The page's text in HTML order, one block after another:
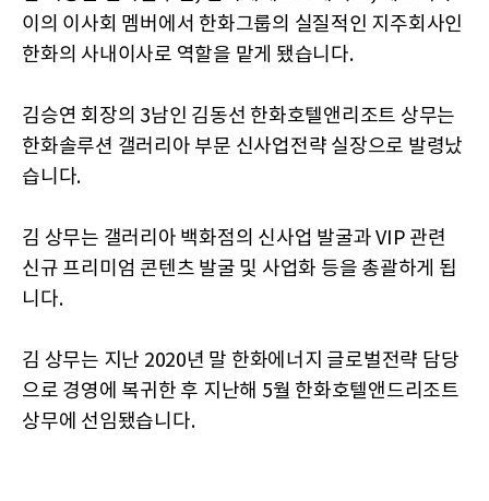
이의 이사회 멤버에서 한화그룹의 실질적인 지주회사인
한화의 사내이사로 역할을 맡게 됐습니다.
김승연 회장의 3남인 김동선 한화호텔앤리조트 상무는
한화솔루션 갤러리아 부문 신사업전략 실장으로 발령났
습니다.
김 상무는 갤러리아 백화점의 신사업 발굴과 VIP 관련
신규 프리미엄 콘텐츠 발굴 및 사업화 등을 총괄하게 됩
니다.
김 상무는 지난 2020년 말 한화에너지 글로벌전략 담당
으로 경영에 복귀한 후 지난해 5월 한화호텔앤드리조트
상무에 선임됐습니다.